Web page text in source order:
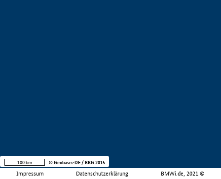
Impressum Datenschutzerklärung BMWi.de, 2021 ©
100 km © Geobasis-DE / BKG 2015